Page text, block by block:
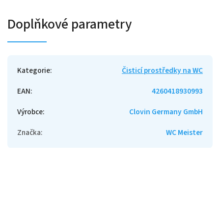
Doplňkové parametry
Kategorie:
Čisticí prostředky na WC
EAN:
4260418930993
Výrobce:
Clovin Germany GmbH
Značka: WC Meister